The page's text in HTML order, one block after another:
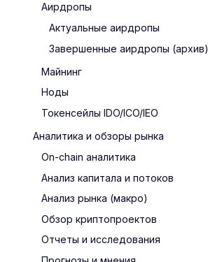
Аирдропы
Актуальные аирдропы
Завершенные аирдропы (архив)
Майнинг
Ноды
Токенсейлы IDO/ICO/IEO
Аналитика и обзоры рынка
On-chain аналитика
Анализ капитала и потоков
Анализ рынка (макро)
Обзор криптопроектов
Отчеты и исследования